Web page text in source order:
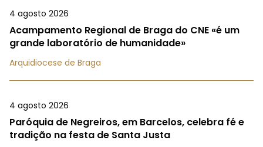
4 agosto 2026
Acampamento Regional de Braga do CNE «é um
grande laboratório de humanidade»
Arquidiocese de Braga
4 agosto 2026
Paróquia de Negreiros, em Barcelos, celebra fé e
tradição na festa de Santa Justa